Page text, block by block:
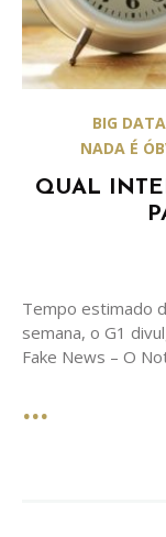
BIG DATA
NADA É
QUAL
Tempo estimado
semana, o G1
Fake News – O